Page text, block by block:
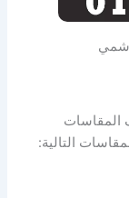
التالية: